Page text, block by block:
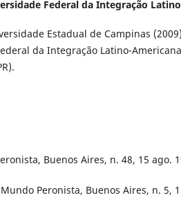
Federal da Integração
Estadual de Campinas
da Integração Latino-Americana
Buenos Aires, n. 48, 15 ago.
Peronista, Buenos Aires, n. 5,